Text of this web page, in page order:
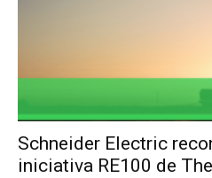
Schneider Electric
iniciativa RE100 de